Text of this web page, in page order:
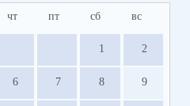
чт пт сб вс
1 2
6 7 8 9